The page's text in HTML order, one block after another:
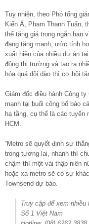
Tuy nhiên, theo Phó tổng
Kiến Á, Phạm Thanh Tuấn,
thể tăng giá trong ngắn hạn
đang tăng mạnh, ước tính
xuất hiện của nhiều dự án
động thị trường và tạo ra
hóa quá dồi dào thì cơ hội
Giám đốc điều hành Công
mạnh tại buổi công bố báo
hạ tầng, cụ thể là các tuyến
HCM.
“Metro sẽ quyết định sự
trong tương lai, nhanh thì
chậm thì một vài thập niên
hoặc xa metro sẽ có sự
Townsend dự báo.
Truy cập để xem
Số 1 Việt Nam